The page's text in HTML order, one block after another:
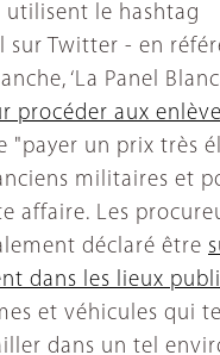
le hashtag
sur Twitter - en
‘La Panel
procéder aux
"payer un prix très
militaires et
affaire. Les
déclaré être
dans les lieux
et véhicules qui
dans un tel